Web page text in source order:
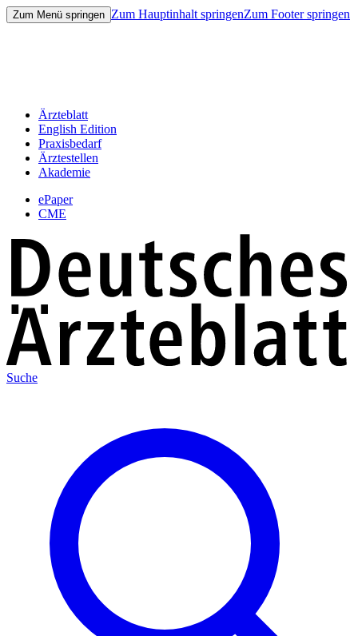
Zum Menü springen Zum Hauptinhalt springenZum Footer springen
Ärzteblatt
English Edition
Praxisbedarf
Ärztestellen
Akademie
ePaper
CME
Suche